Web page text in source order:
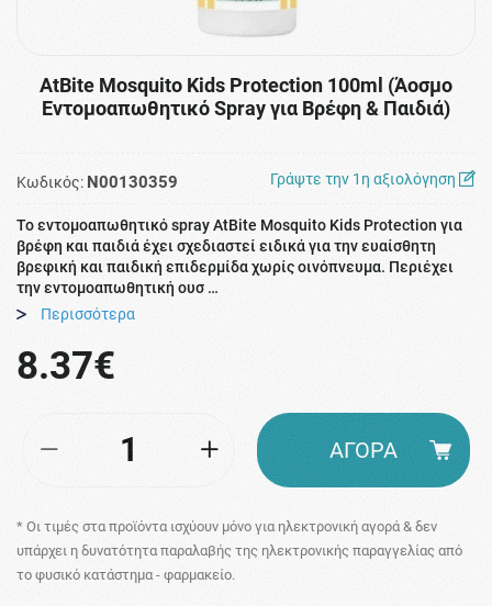
ΑtBite Mosquito Kids Protection 100ml (Άοσμο
Εντομοαπωθητικό Spray για Βρέφη & Παιδιά)
Κωδικός: N00130359 Γράψτε την 1η αξιολόγηση
Το εντομοαπωθητικό spray ΑtBite Mosquito Kids Protection για
βρέφη και παιδιά έχει σχεδιαστεί ειδικά για την ευαίσθητη
βρεφική και παιδική επιδερμίδα χωρίς οινόπνευμα. Περιέχει
την εντομοαπωθητική ουσ …
Περισσότερα
8.37€
* Οι τιμές στα προϊόντα ισχύουν μόνο για ηλεκτρονική αγορά & δεν
υπάρχει η δυνατότητα παραλαβής της ηλεκτρονικής παραγγελίας από
το φυσικό κατάστημα - φαρμακείο.
ΑΓΟΡΑ